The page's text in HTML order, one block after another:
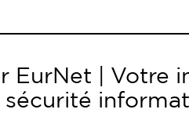
EurNet | Votre